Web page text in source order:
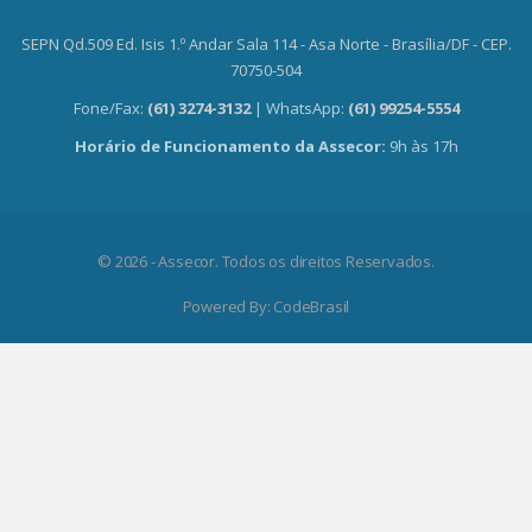
SEPN Qd.509 Ed. Isis 1.º Andar Sala 114 - Asa Norte - Brasília/DF - CEP.
70750-504
Fone/Fax: (61) 3274-3132 | WhatsApp: (61) 99254-5554
Horário de Funcionamento da Assecor: 9h às 17h
© 2026 - Assecor. Todos os direitos Reservados.
Powered By: CodeBrasil